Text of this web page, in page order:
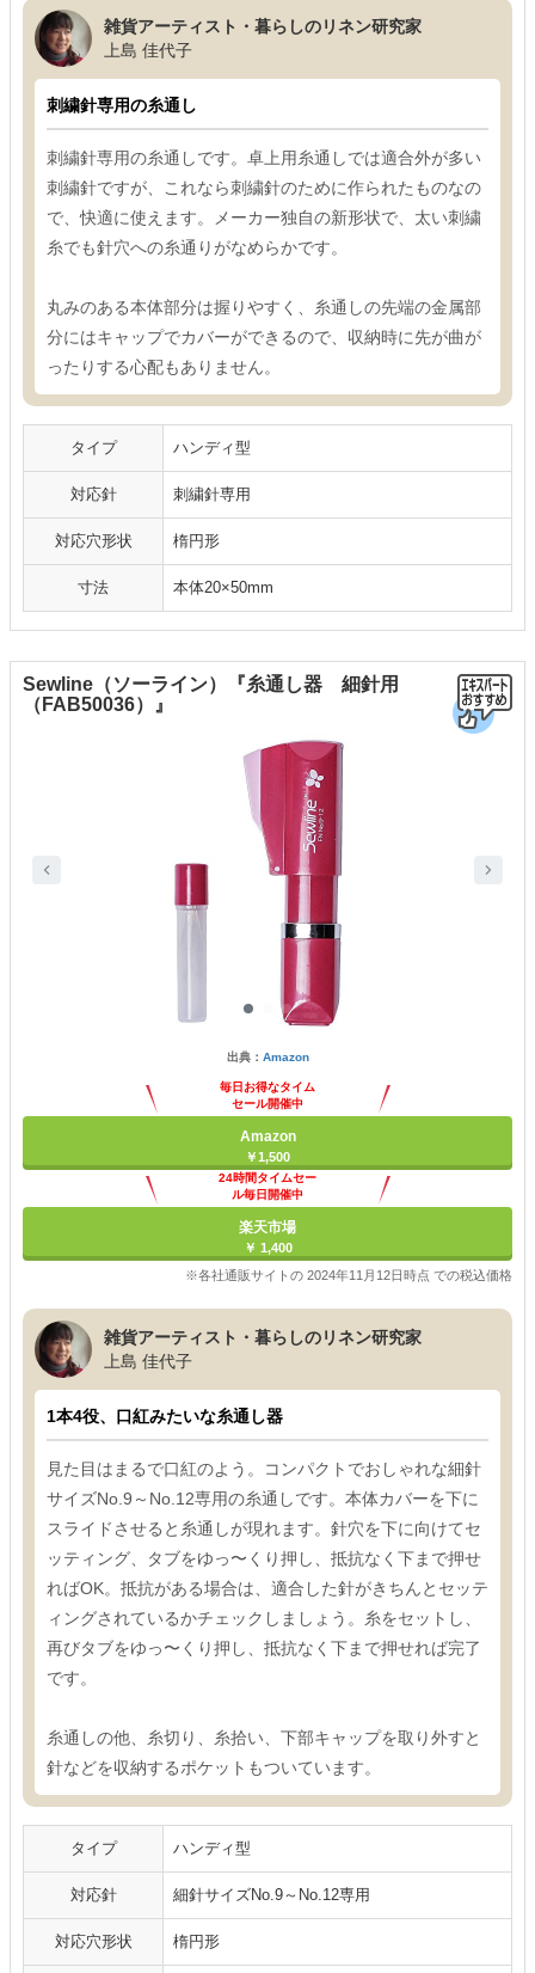
雑貨アーティスト・暮らしのリネン研究家
上島 佳代子
刺繍針専用の糸通し
刺繍針専用の糸通しです。卓上用糸通しでは適合外が多い
刺繍針ですが、これなら刺繍針のために作られたものなの
で、快適に使えます。メーカー独自の新形状で、太い刺繍
糸でも針穴への糸通りがなめらかです。
丸みのある本体部分は握りやすく、糸通しの先端の金属部
分にはキャップでカバーができるので、収納時に先が曲が
ったりする心配もありません。
タイプ ハンディ型
対応針 刺繍針専用
対応穴形状 楕円形
寸法 本体20×50mm
Sewline（ソーライン）『糸通し器 細針用
（FAB50036）』
出典： Amazon
毎日お得なタイム
セール開催中
Amazon
￥1,500
24時間タイムセー
ル毎日開催中
楽天市場
￥ 1,400
※各社通販サイトの 2024年11月12日時点 での税込価格
雑貨アーティスト・暮らしのリネン研究家
上島 佳代子
1本4役、口紅みたいな糸通し器
見た目はまるで口紅のよう。コンパクトでおしゃれな細針
サイズNo.9～No.12専用の糸通しです。本体カバーを下に
スライドさせると糸通しが現れます。針穴を下に向けてセ
ッティング、タブをゆっ〜くり押し、抵抗なく下まで押せ
ればOK。抵抗がある場合は、適合した針がきちんとセッテ
ィングされているかチェックしましょう。糸をセットし、
再びタブをゆっ〜くり押し、抵抗なく下まで押せれば完了
です。
糸通しの他、糸切り、糸拾い、下部キャップを取り外すと
針などを収納するポケットもついています。
タイプ ハンディ型
対応針 細針サイズNo.9～No.12専用
対応穴形状 楕円形